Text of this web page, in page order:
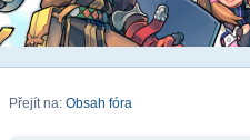
Přejít na: Obsah fóra